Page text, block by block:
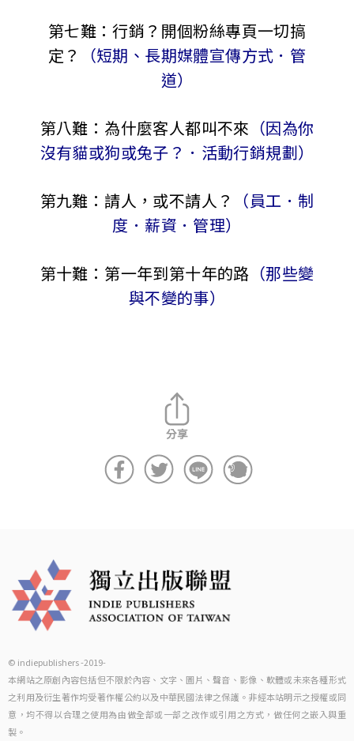
第七難：行銷？開個粉絲專頁一切搞
定？
（短期、長期媒體宣傳方式．管
道）
第八難：為什麼客人都叫不來 （因為你
沒有貓或狗或兔子？．活動行銷規劃）
第九難：請人，或不請人？
（員工．制
度．薪資．管理）
第十難：第一年到第十年的路 （那些變
與不變的事）
© indiepublishers -2019-
本網站之原創內容包括但不限於內容、文字、圖片、聲音、影像、軟體或未來各種形式
之利用及衍生著作均受著作權公約以及中華民國法律之保護。非經本站明示之授權或同
意，均不得以合理之使用為由做全部或一部之改作或引用之方式，做任何之嵌入與重
製。